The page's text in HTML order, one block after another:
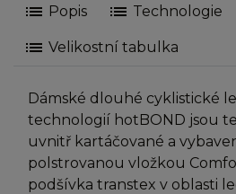
list Popis list Technologie
list Velikostní tabulka
Dámské dlouhé cyklistické
technologií hotBOND jsou
uvnitř kartáčované a
polstrovanou vložkou
podšívka transtex v oblasti